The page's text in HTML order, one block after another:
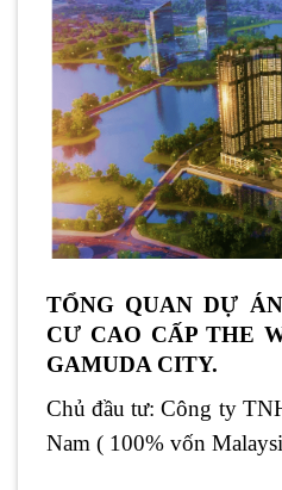
TỔNG QUAN DỰ
CƯ CAO CẤP THE
GAMUDA CITY.
Chủ đầu tư: Công ty
Nam ( 100% vốn